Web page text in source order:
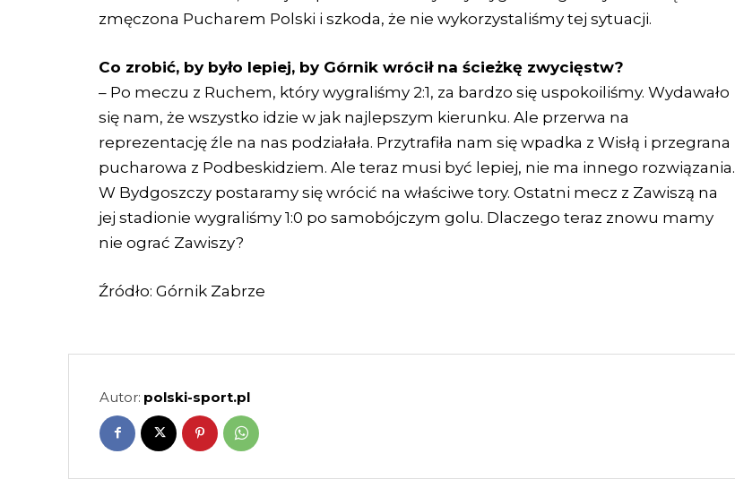
zmęczona Pucharem Polski i szkoda, że nie wykorzystaliśmy tej sytuacji.
Co zrobić, by było lepiej, by Górnik wrócił na ścieżkę zwycięstw?
– Po meczu z Ruchem, który wygraliśmy 2:1, za bardzo się uspokoiliśmy. Wydawało
się nam, że wszystko idzie w jak najlepszym kierunku. Ale przerwa na
reprezentację źle na nas podziałała. Przytrafiła nam się wpadka z Wisłą i przegrana
pucharowa z Podbeskidziem. Ale teraz musi być lepiej, nie ma innego rozwiązania.
W Bydgoszczy postaramy się wrócić na właściwe tory. Ostatni mecz z Zawiszą na
jej stadionie wygraliśmy 1:0 po samobójczym golu. Dlaczego teraz znowu mamy
nie ograć Zawiszy?
Źródło: Górnik Zabrze
Autor: polski-sport.pl